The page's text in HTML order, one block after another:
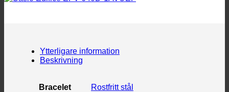
Ytterligare information
Beskrivning
Bracelet Rostfritt stål